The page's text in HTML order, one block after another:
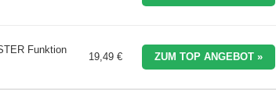
Funktion
19,49 € ZUM TOP ANGEBOT »